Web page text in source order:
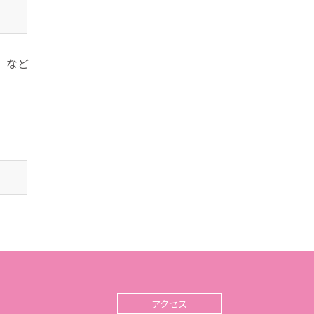
など
アクセス